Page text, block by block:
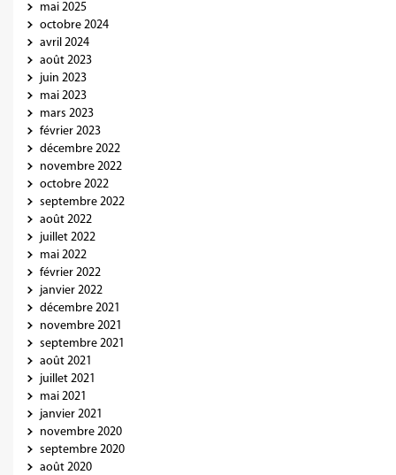
mai 2025
octobre 2024
avril 2024
août 2023
juin 2023
mai 2023
mars 2023
février 2023
décembre 2022
novembre 2022
octobre 2022
septembre 2022
août 2022
juillet 2022
mai 2022
février 2022
janvier 2022
décembre 2021
novembre 2021
septembre 2021
août 2021
juillet 2021
mai 2021
janvier 2021
novembre 2020
septembre 2020
août 2020